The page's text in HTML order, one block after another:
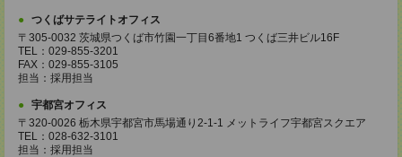
つくばサテライトオフィス
〒305-0032 茨城県つくば市竹園一丁目6番地1 つくば三井ビル16F
TEL：029-855-3201
FAX：029-855-3105
担当：採用担当
宇都宮オフィス
〒320-0026 栃木県宇都宮市馬場通り2-1-1 メットライフ宇都宮スクエア
TEL：028-632-3101
担当：採用担当